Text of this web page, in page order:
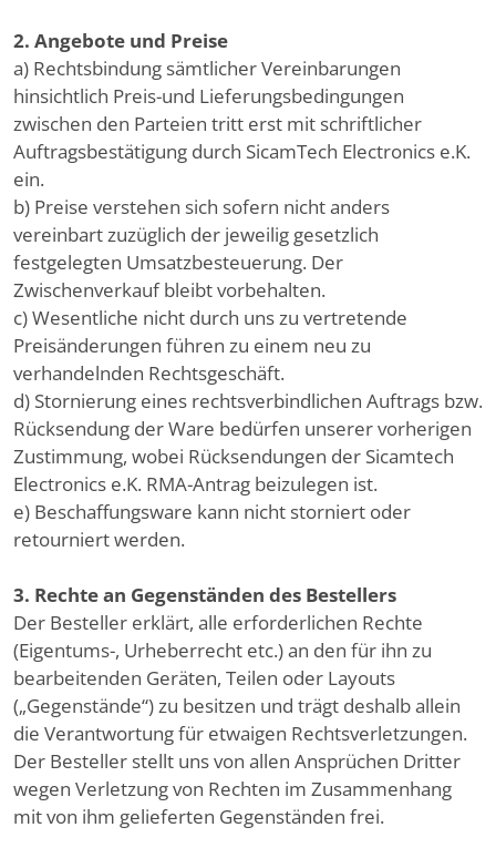
2. Angebote und Preise
a) Rechtsbindung sämtlicher Vereinbarungen
hinsichtlich Preis-und Lieferungsbedingungen
zwischen den Parteien tritt erst mit schriftlicher
Auftragsbestätigung durch SicamTech Electronics e.K.
ein.
b) Preise verstehen sich sofern nicht anders
vereinbart zuzüglich der jeweilig gesetzlich
festgelegten Umsatzbesteuerung. Der
Zwischenverkauf bleibt vorbehalten.
c) Wesentliche nicht durch uns zu vertretende
Preisänderungen führen zu einem neu zu
verhandelnden Rechtsgeschäft.
d) Stornierung eines rechtsverbindlichen Auftrags bzw.
Rücksendung der Ware bedürfen unserer vorherigen
Zustimmung, wobei Rücksendungen der Sicamtech
Electronics e.K. RMA-Antrag beizulegen ist.
e) Beschaffungsware kann nicht storniert oder
retourniert werden.
3. Rechte an Gegenständen des Bestellers
Der Besteller erklärt, alle erforderlichen Rechte
(Eigentums-, Urheberrecht etc.) an den für ihn zu
bearbeitenden Geräten, Teilen oder Layouts
(„Gegenstände“) zu besitzen und trägt deshalb allein
die Verantwortung für etwaigen Rechtsverletzungen.
Der Besteller stellt uns von allen Ansprüchen Dritter
wegen Verletzung von Rechten im Zusammenhang
mit von ihm gelieferten Gegenständen frei.